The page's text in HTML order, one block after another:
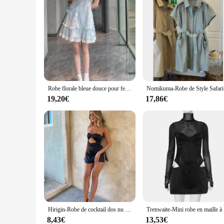
Robe florale bleue douce pour femme, robe une pièce, soirée décontractée, mode coréenne, été, lolita japonaise Kawaii, Y2K, 2024
19,20€ 17,86€
Hirigin-Robe de cocktail dos nu sans bretelles pour femme, mini robe moulante, dentelle évidée, poitrine ronde, boîte de nuit, club de fête
8,43€ 13,53€